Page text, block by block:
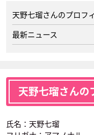
天野七瑠さんのプロフ
最新ニュース
天野七瑠さんの
氏名：天野七瑠